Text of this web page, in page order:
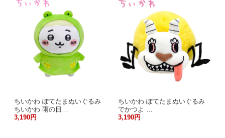
ちいかわ ぽてたまぬいぐるみ
ちいかわ 雨の日…
3,190円
ちいかわ ぽてたまぬいぐるみ
でかつよ …
3,190円